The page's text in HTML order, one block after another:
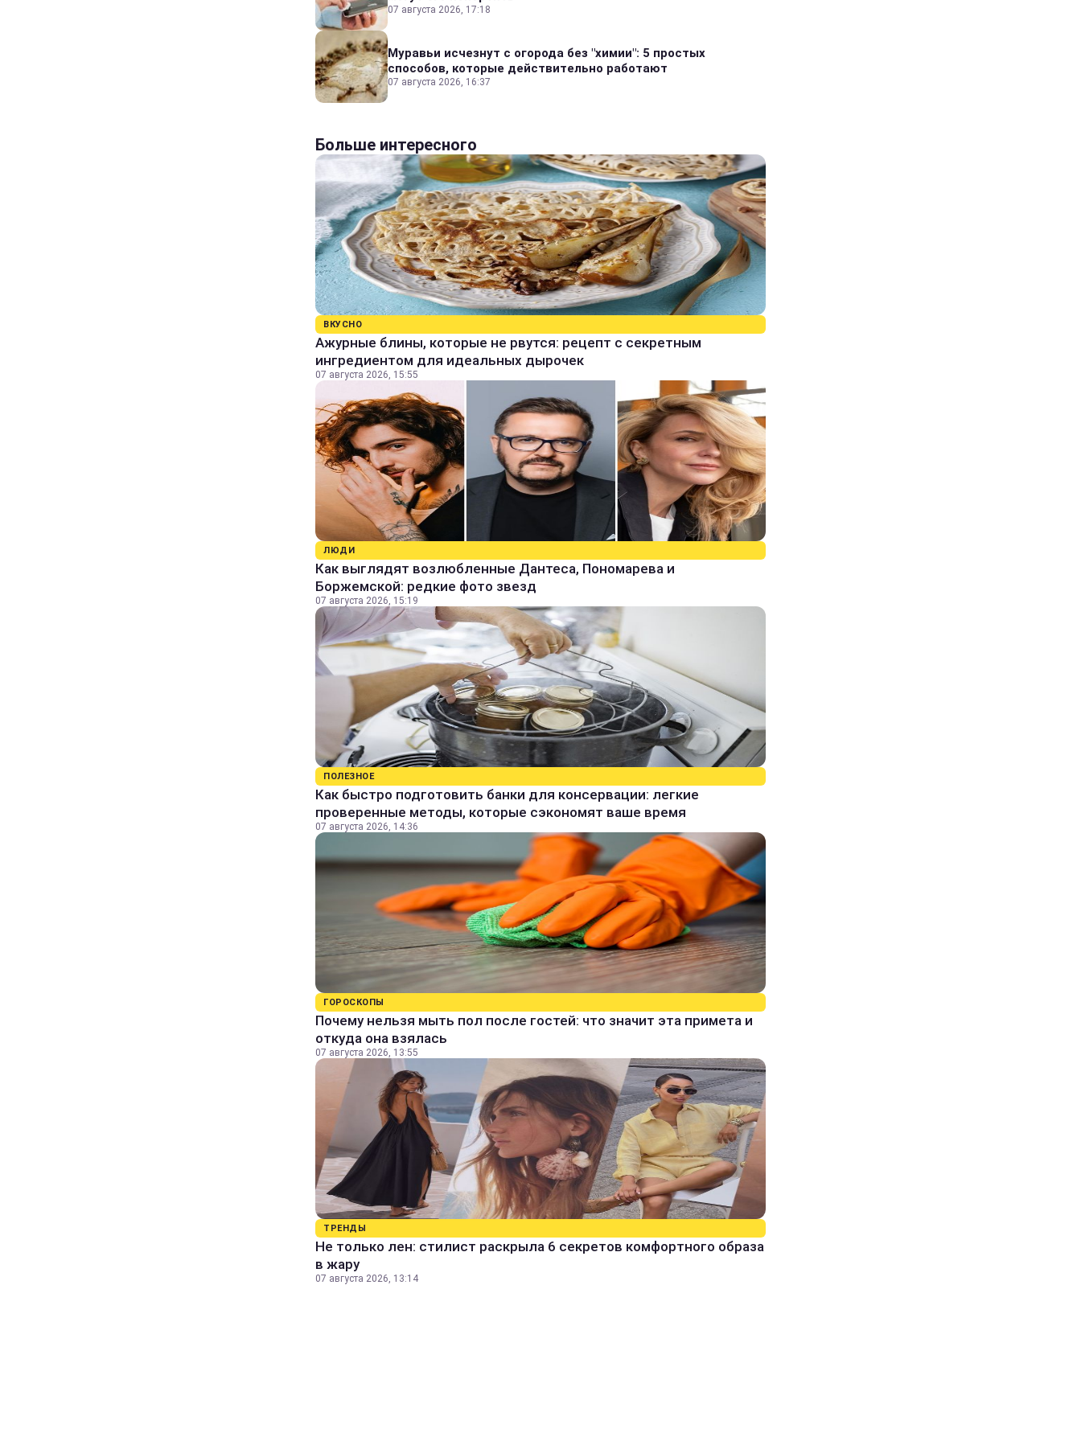
07 августа 2026, 17:18
Муравьи исчезнут с огорода без "химии": 5 простых
способов, которые действительно работают
07 августа 2026, 16:37
Больше интересного
ВКУСНО
Ажурные блины, которые не рвутся: рецепт с секретным
ингредиентом для идеальных дырочек
07 августа 2026, 15:55
ЛЮДИ
Как выглядят возлюбленные Дантеса, Пономарева и
Боржемской: редкие фото звезд
07 августа 2026, 15:19
ПОЛЕЗНОЕ
Как быстро подготовить банки для консервации: легкие
проверенные методы, которые сэкономят ваше время
07 августа 2026, 14:36
ГОРОСКОПЫ
Почему нельзя мыть пол после гостей: что значит эта примета и
откуда она взялась
07 августа 2026, 13:55
ТРЕНДЫ
Не только лен: стилист раскрыла 6 секретов комфортного образа
в жару
07 августа 2026, 13:14